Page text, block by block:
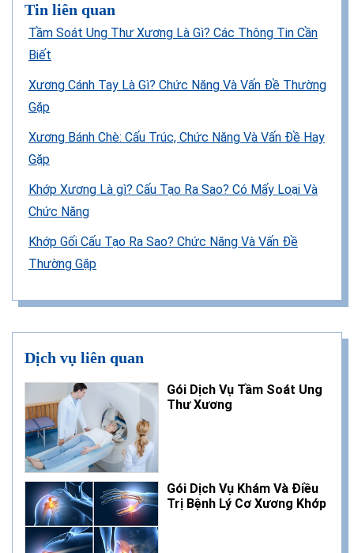
Tin liên quan
Tầm Soát Ung Thư Xương Là Gì? Các Thông Tin Cần
Biết
Xương Cánh Tay Là Gì? Chức Năng Và Vấn Đề Thường
Gặp
Xương Bánh Chè: Cấu Trúc, Chức Năng Và Vấn Đề Hay
Gặp
Khớp Xương Là gì? Cấu Tạo Ra Sao? Có Mấy Loại Và
Chức Năng
Khớp Gối Cấu Tạo Ra Sao? Chức Năng Và Vấn Đề
Thường Gặp
Dịch vụ liên quan
Gói Dịch Vụ Tầm Soát Ung
Thư Xương
Gói Dịch Vụ Khám Và Điều
Trị Bệnh Lý Cơ Xương Khớp